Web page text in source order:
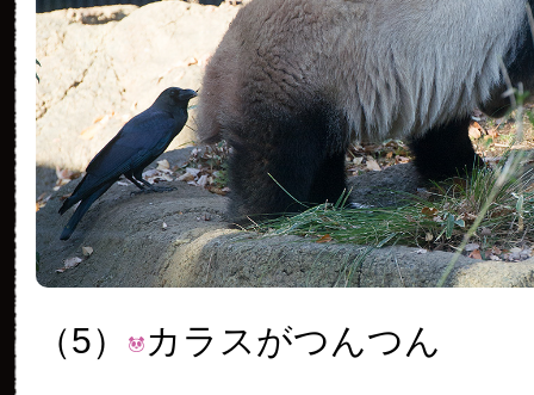
（5） カラスがつんつん